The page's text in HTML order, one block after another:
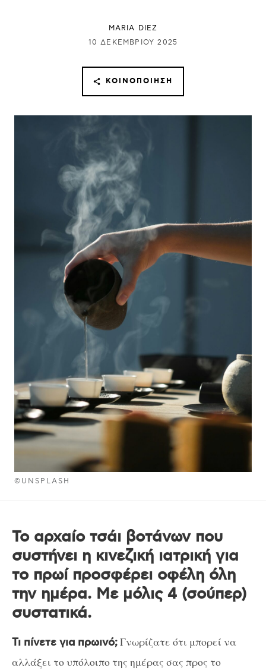
©UNSPLASH
MARIA DIEZ
10 ΔΕΚΕΜΒΡΊΟΥ 2025
ΚΟΙΝΟΠΟΊΗΣΗ
Το αρχαίο τσάι βοτάνων που
συστήνει η κινεζική ιατρική για
το πρωί προσφέρει οφέλη όλη
την ημέρα. Με μόλις 4 (σούπερ)
συστατικά.
Τι πίνετε για πρωινό;Γνωρίζατε ότι μπορεί να
αλλάξει το υπόλοιπο της ημέρας σας προς το